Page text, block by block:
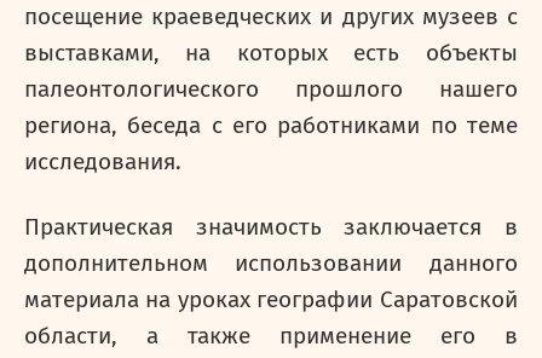
посещение краеведческих и других музеев с
выставками, на которых есть объекты
палеонтологического прошлого нашего
региона, беседа с его работниками по теме
исследования.
Практическая значимость заключается в
дополнительном использовании данного
материала на уроках географии Саратовской
области, а также применение его в